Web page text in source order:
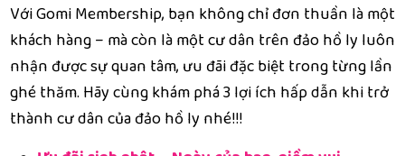
Với Gomi Membership, bạn không chỉ đơn thuần là một
khách hàng – mà còn là một cư dân trên đảo hồ ly luôn
nhận được sự quan tâm, ưu đãi đặc biệt trong từng lần
ghé thăm. Hãy cùng khám phá 3 lợi ích hấp dẫn khi trở
thành cư dân của đảo hồ ly nhé!!!